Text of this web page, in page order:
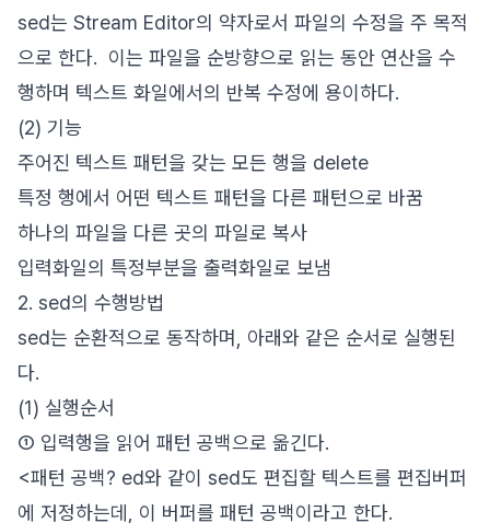
sed는 Stream Editor의 약자로서 파일의 수정을 주 목적
으로 한다. 이는 파일을 순방향으로 읽는 동안 연산을 수
행하며 텍스트 화일에서의 반복 수정에 용이하다.
(2) 기능
주어진 텍스트 패턴을 갖는 모든 행을 delete
특정 행에서 어떤 텍스트 패턴을 다른 패턴으로 바꿈
하나의 파일을 다른 곳의 파일로 복사
입력화일의 특정부분을 출력화일로 보냄
2. sed의 수행방법
sed는 순환적으로 동작하며, 아래와 같은 순서로 실행된
다.
(1) 실행순서
① 입력행을 읽어 패턴 공백으로 옮긴다.
<패턴 공백? ed와 같이 sed도 편집할 텍스트를 편집버퍼
에 저정하는데, 이 버퍼를 패턴 공백이라고 한다.